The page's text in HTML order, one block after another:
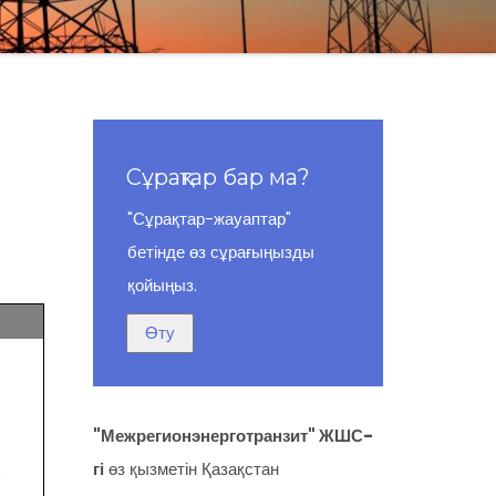
Сұрақтар бар ма?
"Сұрақтар-жауаптар"
бетінде өз сұрағыңызды
қойыңыз.
"Межрегионэнерготранзит" ЖШС-
гі өз қызметін Қазақстан